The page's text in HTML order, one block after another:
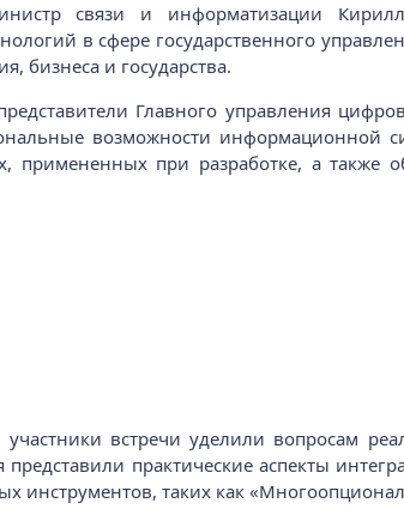
связи и информатизации
в сфере государственного
бизнеса и государства.
Главного управления
возможности информационной
примененных при разработке, а
встречи уделили вопросам
представили практические аспекты
инструментов, таких как